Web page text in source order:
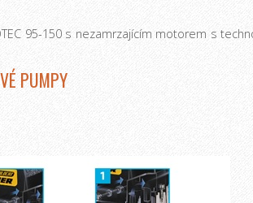
95-150 s nezamrzajícím motorem s
PUMPY